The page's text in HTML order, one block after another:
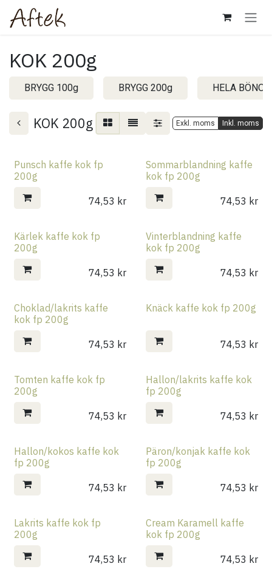
Hoppa till innehåll
KOK 200g
BRYGG 100g BRYGG 200g HELA
KOK 200g Exkl. moms Inkl. moms
Punsch kaffe kok fp
200g
74,53 kr
Sommarblandning kaffe
kok fp 200g
74,53 kr
Kärlek kaffe kok fp
200g
74,53 kr
Vinterblandning kaffe
kok fp 200g
74,53 kr
Choklad/lakrits kaffe
kok fp 200g
74,53 kr
Knäck kaffe kok fp 200g
74,53 kr
Tomten kaffe kok fp
200g
74,53 kr
Hallon/lakrits kaffe kok
fp 200g
74,53 kr
Hallon/kokos kaffe kok
fp 200g
74,53 kr
Päron/konjak kaffe kok
fp 200g
74,53 kr
Lakrits kaffe kok fp
200g
74,53 kr
Cream Karamell kaffe
kok fp 200g
74,53 kr